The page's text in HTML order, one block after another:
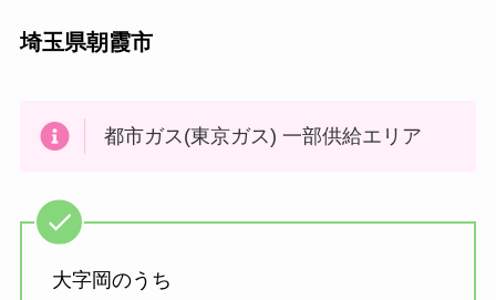
埼玉県朝霞市
都市ガス(東京ガス) 一部供給エリア
大字岡のうち